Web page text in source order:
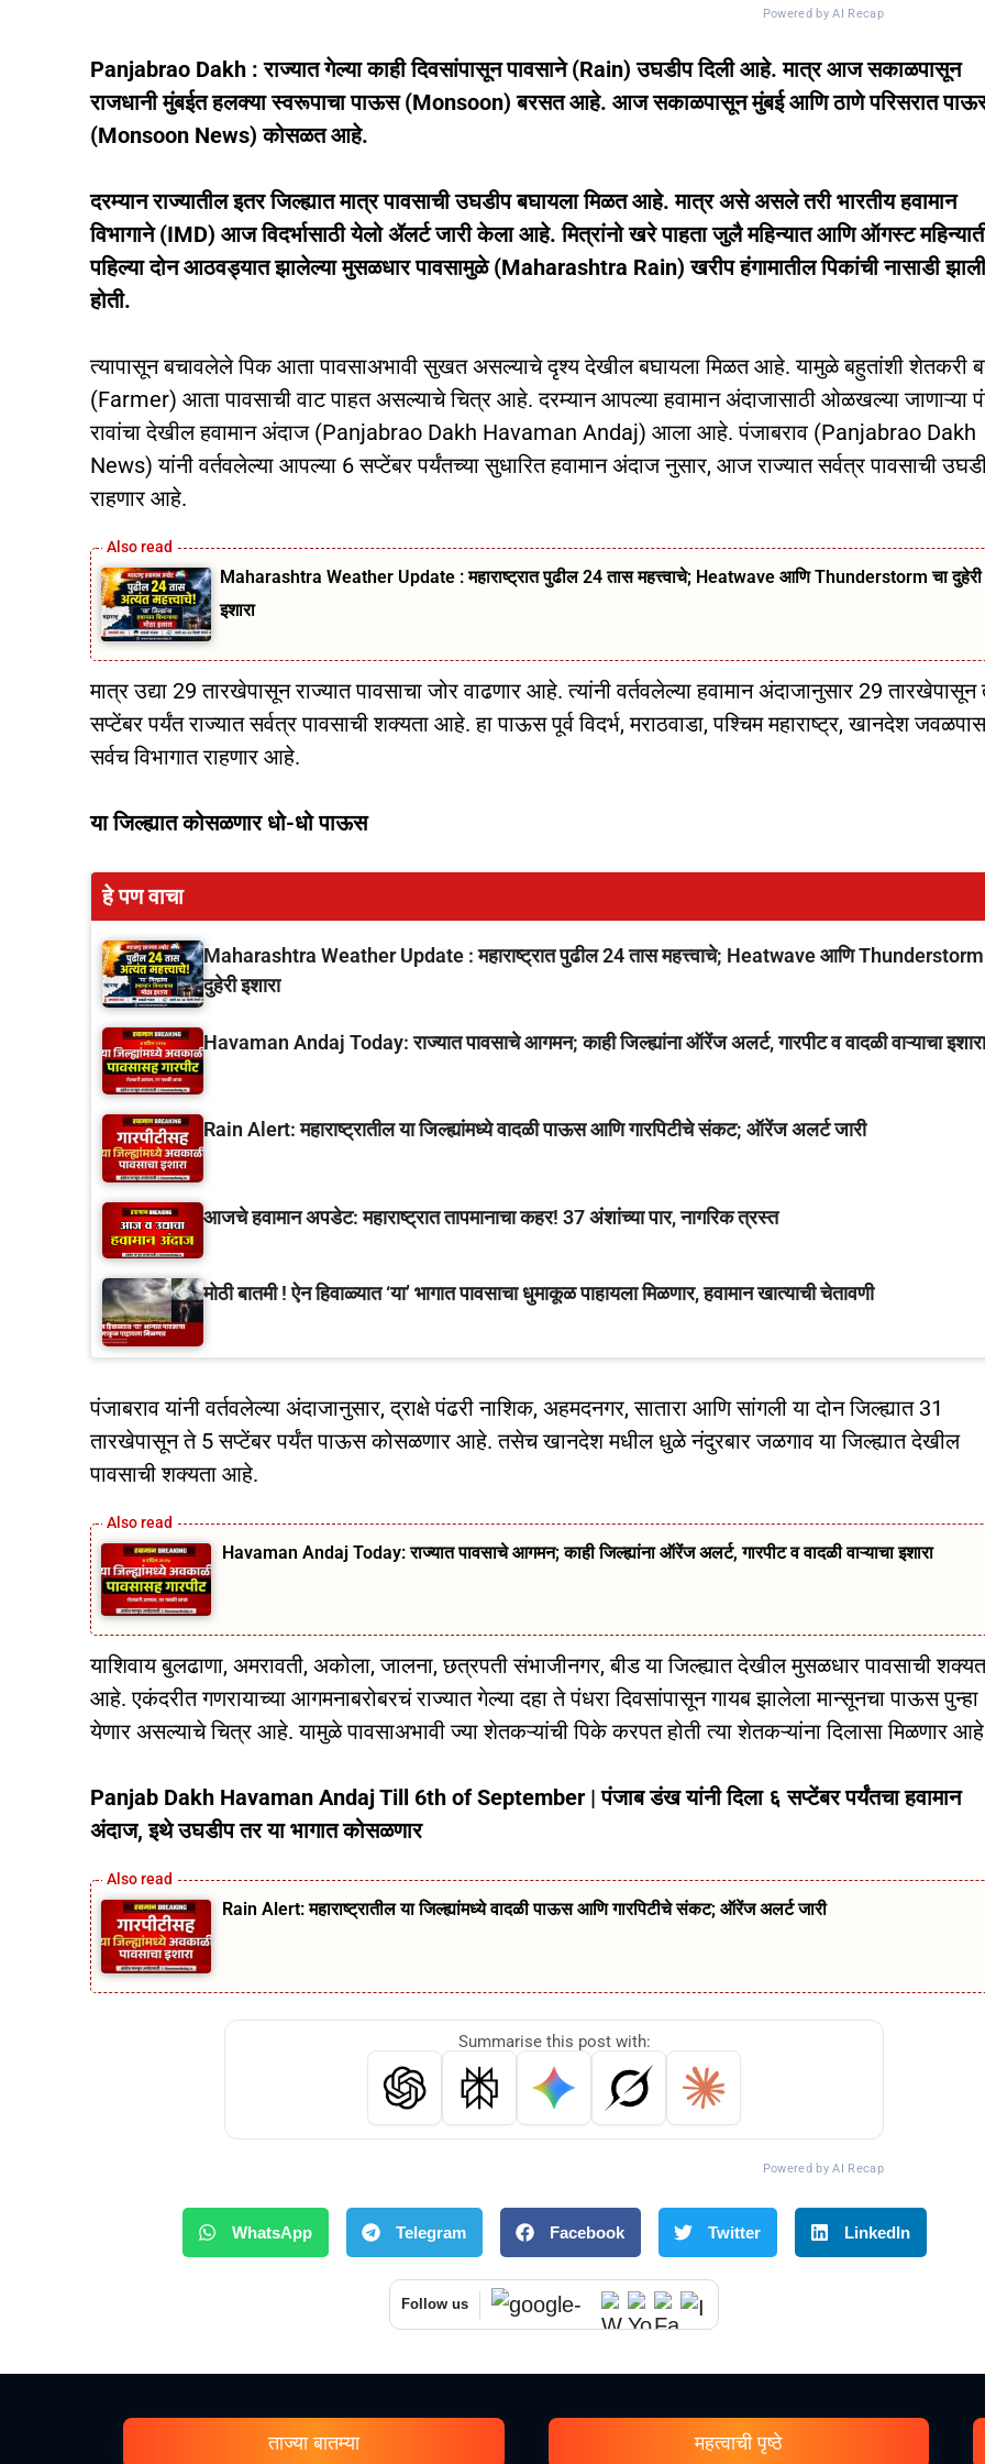
Powered by AI Recap
Panjabrao Dakh : राज्यात गेल्या काही दिवसांपासून पावसाने (Rain) उघडीप दिली आहे. मात्र आज सकाळपासून
राजधानी मुंबईत हलक्या स्वरूपाचा पाऊस (Monsoon) बरसत आहे. आज सकाळपासून मुंबई आणि ठाणे परिसरात
(Monsoon News) कोसळत आहे.
दरम्यान राज्यातील इतर जिल्ह्यात मात्र पावसाची उघडीप बघायला मिळत आहे. मात्र असे असले तरी भारतीय हवामान
विभागाने (IMD) आज विदर्भासाठी येलो ॲलर्ट जारी केला आहे. मित्रांनो खरे पाहता जुलै महिन्यात आणि ऑगस्ट
पहिल्या दोन आठवड्यात झालेल्या मुसळधार पावसामुळे (Maharashtra Rain) खरीप हंगामातील पिकांची नासाडी झाली
होती.
त्यापासून बचावलेले पिक आता पावसाअभावी सुखत असल्याचे दृश्य देखील बघायला मिळत आहे. यामुळे बहुतांशी शेतकरी
(Farmer) आता पावसाची वाट पाहत असल्याचे चित्र आहे. दरम्यान आपल्या हवामान अंदाजासाठी ओळखल्या जाणाऱ्या
रावांचा देखील हवामान अंदाज (Panjabrao Dakh Havaman Andaj) आला आहे. पंजाबराव (Panjabrao Dakh
News) यांनी वर्तवलेल्या आपल्या 6 सप्टेंबर पर्यंतच्या सुधारित हवामान अंदाज नुसार, आज राज्यात सर्वत्र पावसाची
राहणार आहे.
Maharashtra Weather Update : महाराष्ट्रात पुढील 24 तास महत्त्वाचे; Heatwave आणि Thunderstorm चा दुहेरी
इशारा
मात्र उद्या 29 तारखेपासून राज्यात पावसाचा जोर वाढणार आहे. त्यांनी वर्तवलेल्या हवामान अंदाजानुसार 29
सप्टेंबर पर्यंत राज्यात सर्वत्र पावसाची शक्यता आहे. हा पाऊस पूर्व विदर्भ, मराठवाडा, पश्चिम महाराष्ट्र, खानदेश जवळपास
सर्वच विभागात राहणार आहे.
या जिल्ह्यात कोसळणार धो-धो पाऊस
हे पण वाचा
Maharashtra Weather Update : महाराष्ट्रात पुढील 24 तास महत्त्वाचे; Heatwave आणि Thunderstorm
दुहेरी इशारा
Havaman Andaj Today: राज्यात पावसाचे आगमन; काही जिल्ह्यांना ऑरेंज अलर्ट, गारपीट व वादळी वाऱ्याचा इशारा
Rain Alert: महाराष्ट्रातील या जिल्ह्यांमध्ये वादळी पाऊस आणि गारपिटीचे संकट; ऑरेंज अलर्ट जारी
आजचे हवामान अपडेट: महाराष्ट्रात तापमानाचा कहर! 37 अंशांच्या पार, नागरिक त्रस्त
मोठी बातमी ! ऐन हिवाळ्यात ‘या’ भागात पावसाचा धुमाकूळ पाहायला मिळणार, हवामान खात्याची चेतावणी
पंजाबराव यांनी वर्तवलेल्या अंदाजानुसार, द्राक्षे पंढरी नाशिक, अहमदनगर, सातारा आणि सांगली या दोन जिल्ह्यात 31
तारखेपासून ते 5 सप्टेंबर पर्यंत पाऊस कोसळणार आहे. तसेच खानदेश मधील धुळे नंदुरबार जळगाव या जिल्ह्यात देखील
पावसाची शक्यता आहे.
Havaman Andaj Today: राज्यात पावसाचे आगमन; काही जिल्ह्यांना ऑरेंज अलर्ट, गारपीट व वादळी वाऱ्याचा इशारा
याशिवाय बुलढाणा, अमरावती, अकोला, जालना, छत्रपती संभाजीनगर, बीड या जिल्ह्यात देखील मुसळधार पावसाची
आहे. एकंदरीत गणरायाच्या आगमनाबरोबरचं राज्यात गेल्या दहा ते पंधरा दिवसांपासून गायब झालेला मान्सूनचा पाऊस पुन्हा
येणार असल्याचे चित्र आहे. यामुळे पावसाअभावी ज्या शेतकऱ्यांची पिके करपत होती त्या शेतकऱ्यांना दिलासा मिळणार
Panjab Dakh Havaman Andaj Till 6th of September | पंजाब डंख यांनी दिला ६ सप्टेंबर पर्यंतचा हवामान
अंदाज, इथे उघडीप तर या भागात कोसळणार
Rain Alert: महाराष्ट्रातील या जिल्ह्यांमध्ये वादळी पाऊस आणि गारपिटीचे संकट; ऑरेंज अलर्ट जारी
Summarise this post with:
Powered by AI Recap
WhatsApp Telegram Facebook Twitter LinkedIn
Follow us
ताज्या बातम्या महत्वाची पृष्ठे